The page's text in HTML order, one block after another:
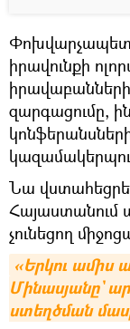
իրավունքի
զարգացումը,
Նա
Հայաստանում
չունեցող
«Երկու ամիս
Մինասյանը`
ստեղծման